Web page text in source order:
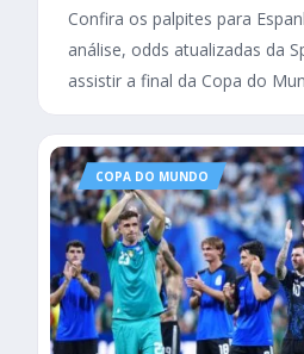
Confira os palpites para
análise, odds atualizadas da
assistir a final da Copa do
COPA DO MUNDO